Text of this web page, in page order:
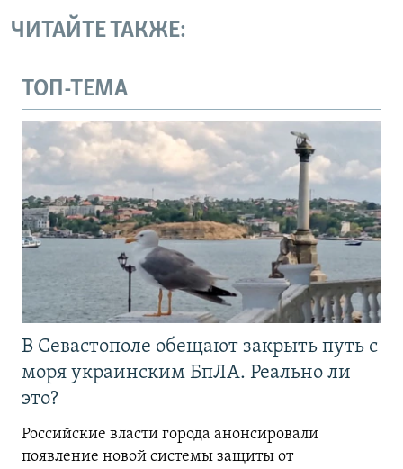
ЧИТАЙТЕ ТАКЖЕ:
ТОП-ТЕМА
В Севастополе обещают закрыть путь с
моря украинским БпЛА. Реально ли
это?
Российские власти города анонсировали
появление новой системы защиты от